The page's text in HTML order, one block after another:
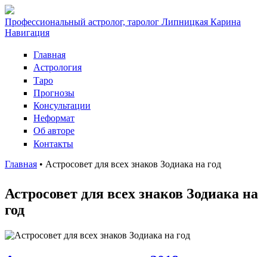
Профессиональный астролог, таролог Липницкая Карина
Навигация
Главная
Астрология
Таро
Прогнозы
Консультации
Неформат
Об авторе
Контакты
Главная • Астросовет для всех знаков Зодиака на год
Астросовет для всех знаков Зодиака на
год